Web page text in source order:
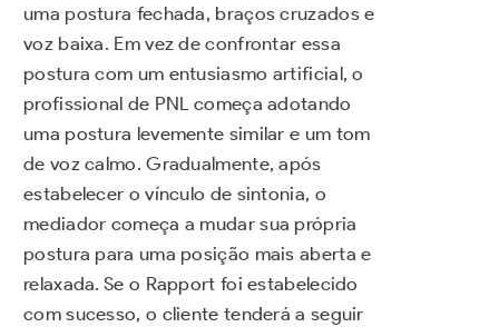
uma postura fechada, braços cruzados e
voz baixa. Em vez de confrontar essa
postura com um entusiasmo artificial, o
profissional de PNL começa adotando
uma postura levemente similar e um tom
de voz calmo. Gradualmente, após
estabelecer o vínculo de sintonia, o
mediador começa a mudar sua própria
postura para uma posição mais aberta e
relaxada. Se o Rapport foi estabelecido
com sucesso, o cliente tenderá a seguir